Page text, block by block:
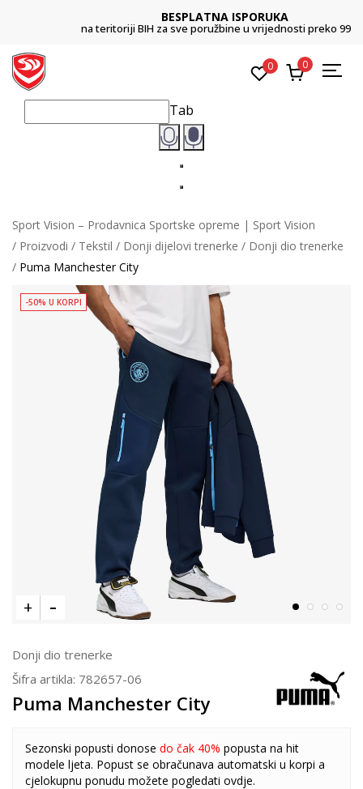
BESPLATNA ISPORUKA
na teritoriji BIH za sve poružbine u vrijednosti preko 99 KM
0 0
Tab
Sport Vision – Prodavnica Sportske opreme | Sport Vision
Proizvodi
Tekstil Donji dijelovi trenerke
Donji dio trenerke
Puma Manchester City
-50% U KORPI
Donji dio trenerke
Šifra artikla: 782657-06
Puma Manchester City
Sezonski popusti donose do čak 40% popusta na hit
modele ljeta. Popust se obračunava automatski u korpi a
cjelokupnu ponudu možete pogledati ovdje.